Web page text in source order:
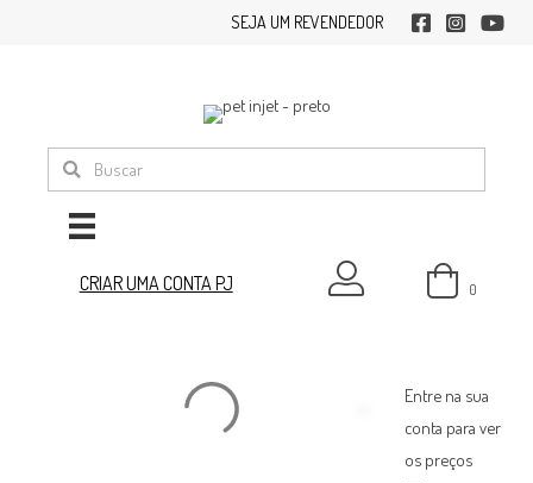
SEJA UM REVENDEDOR facebookinstagram
CRIAR UMA CONTA PJ minha conta
0
Entre na sua
conta para ver
os preços